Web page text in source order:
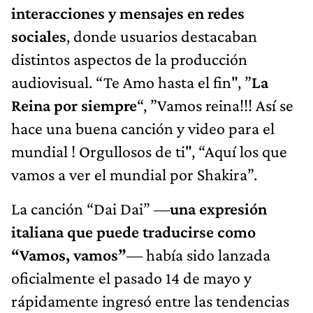
interacciones y mensajes en redes
sociales, donde usuarios destacaban
distintos aspectos de la producción
audiovisual. “Te Amo hasta el fin", ”La
Reina por siempre“, ”Vamos reina!!! Así se
hace una buena canción y video para el
mundial ! Orgullosos de ti", “Aquí los que
vamos a ver el mundial por Shakira”.
La canción “Dai Dai” —una expresión
italiana que puede traducirse como
“Vamos, vamos”— había sido lanzada
oficialmente el pasado 14 de mayo y
rápidamente ingresó entre las tendencias